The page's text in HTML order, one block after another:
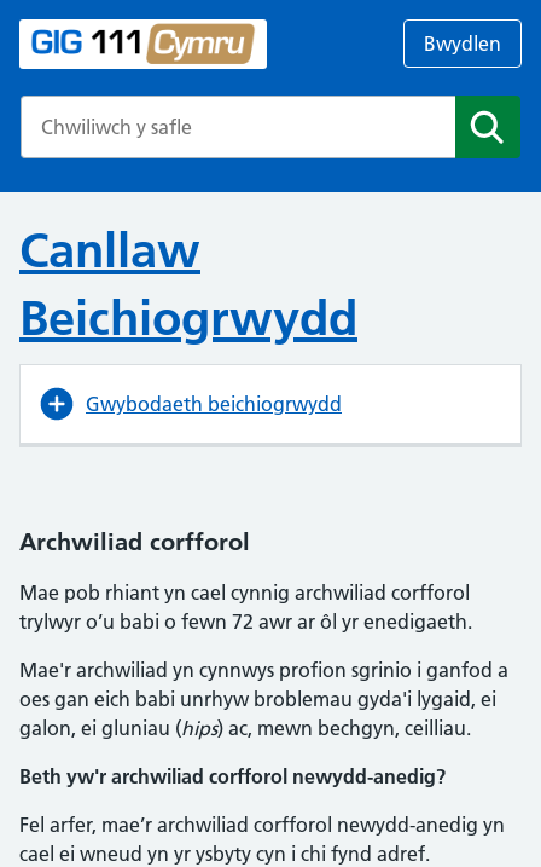
Bwydlen
Canllaw
Beichiogrwydd
Gwybodaeth beichiogrwydd
Archwiliad corfforol
Mae pob rhiant yn cael cynnig archwiliad corfforol
trylwyr o’u babi o fewn 72 awr ar ôl yr enedigaeth.
Mae'r archwiliad yn cynnwys profion sgrinio i ganfod a
oes gan eich babi unrhyw broblemau gyda'i lygaid, ei
galon, ei gluniau (hips) ac, mewn bechgyn, ceilliau.
Beth yw'r archwiliad corfforol newydd-anedig?
Fel arfer, mae’r archwiliad corfforol newydd-anedig yn
cael ei wneud yn yr ysbyty cyn i chi fynd adref.